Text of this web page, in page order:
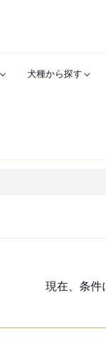
犬種から探す
現在、条件